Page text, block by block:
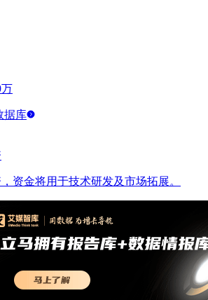
万
据库
资金将用于技术研发及市场拓展。